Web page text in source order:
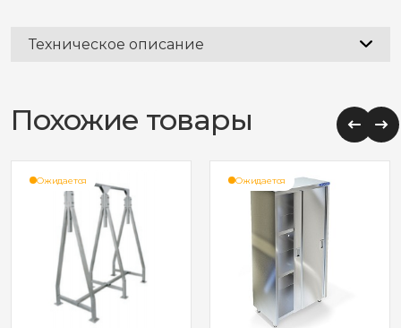
Техническое описание
Похожие товары
Ожидается Ожидается